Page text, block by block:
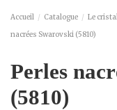
Accueil Catalogue Le
nacrées Swarovski (5810)
Perles
(5810)